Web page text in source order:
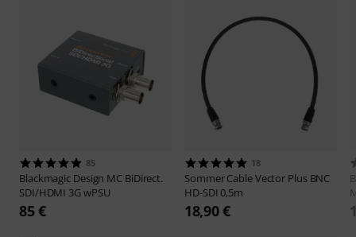
85
Blackmagic Design MC BiDirect.
SDI/HDMI 3G wPSU
85 €
18
Sommer CableVector Plus BNC
HD-SDI 0,5m
18,90 €